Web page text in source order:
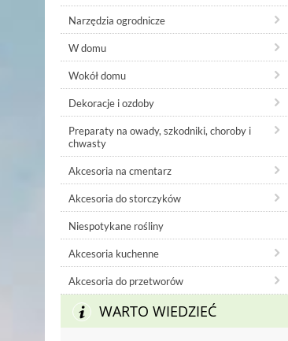
Narzędzia ogrodnicze
W domu
Wokół domu
Dekoracje i ozdoby
Preparaty na owady, szkodniki, choroby i
chwasty
Akcesoria na cmentarz
Akcesoria do storczyków
Niespotykane rośliny
Akcesoria kuchenne
Akcesoria do przetworów
WARTO WIEDZIEĆ